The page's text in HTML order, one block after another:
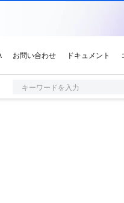
キーワードを入力